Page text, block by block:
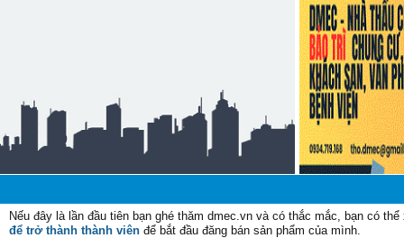
Nếu đây là lần đầu tiên bạn ghé thăm dmec.vn và có thắc mắc, bạn có
để trở thành thành viên để bắt đầu đăng bán sản phẩm của mình.